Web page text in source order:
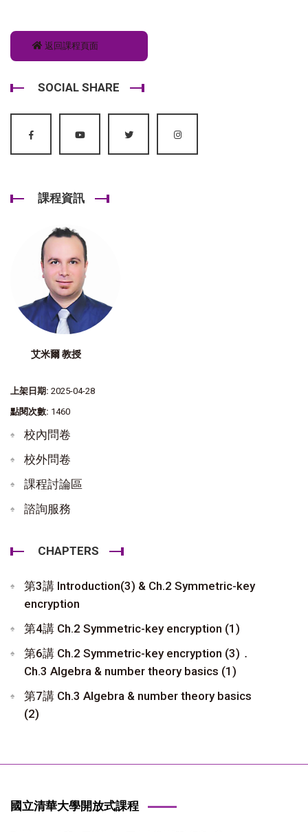
返回課程頁面
SOCIAL SHARE
課程資訊
艾米爾 教授
上架日期: 2025-04-28
點閱次數: 1460
校內問卷
校外問卷
課程討論區
諮詢服務
CHAPTERS
第3講 Introduction(3) & Ch.2 Symmetric-key
encryption
第4講 Ch.2 Symmetric-key encryption (1)
第6講 Ch.2 Symmetric-key encryption (3)．
Ch.3 Algebra & number theory basics (1)
第7講 Ch.3 Algebra & number theory basics
(2)
國立清華大學開放式課程